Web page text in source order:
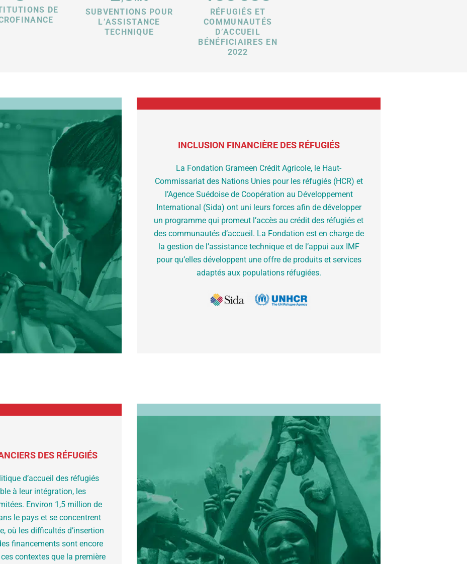
DE
SUBVENTIONS POUR
L’ASSISTANCE
TECHNIQUE
RÉFUGIÉS ET
COMMUNAUTÉS
D’ACCUEIL
BÉNÉFICIAIRES EN
2022
INCLUSION FINANCIÈRE DES RÉFUGIÉS
La Fondation Grameen Crédit Agricole, le Haut-
Commissariat des Nations Unies pour les réfugiés (HCR) et
l’Agence Suédoise de Coopération au Développement
International (Sida) ont uni leurs forces afin de développer
un programme qui promeut l’accès au crédit des réfugiés et
des communautés d’accueil. La Fondation est en charge de
la gestion de l’assistance technique et de l’appui aux IMF
pour qu’elles développent une offre de produits et services
adaptés aux populations réfugiées.
DES RÉFUGIÉS
d’accueil des réfugiés
à leur intégration, les
Environ 1,5 million de
le pays et se concentrent
où les difficultés d’insertion
financements sont encore
contextes que la première